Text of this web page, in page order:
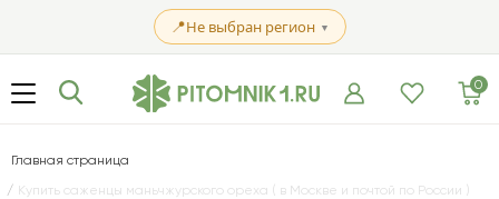
📍Не выбран регион ▼
0
Главная страница
Купить саженцы маньчжурского ореха ( в Москве и почтой по России )